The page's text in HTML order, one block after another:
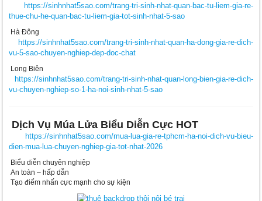
https://sinhnhat5sao.com/trang-tri-sinh-nhat-quan-bac-tu-liem-gia-re-
thue-chu-he-quan-bac-tu-liem-gia-tot-sinh-nhat-5-sao
Hà Đông
https://sinhnhat5sao.com/trang-tri-sinh-nhat-quan-ha-dong-gia-re-dich-
vu-5-sao-chuyen-nghiep-dep-doc-chat
Long Biên
https://sinhnhat5sao.com/trang-tri-sinh-nhat-quan-long-bien-gia-re-dich-
vu-chuyen-nghiep-so-1-ha-noi-sinh-nhat-5-sao
Dịch Vụ Múa Lửa Biểu Diễn Cực HOT
https://sinhnhat5sao.com/mua-lua-gia-re-tphcm-ha-noi-dich-vu-bieu-
dien-mua-lua-chuyen-nghiep-gia-tot-nhat-2026
Biểu diễn chuyên nghiệp
An toàn – hấp dẫn
Tạo điểm nhấn cực mạnh cho sự kiện